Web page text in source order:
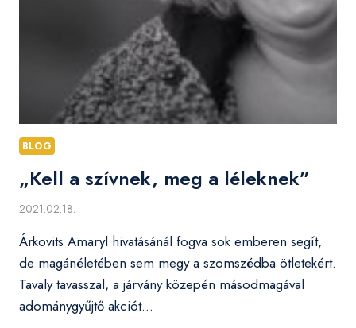
BLOG
„Kell a szívnek, meg a léleknek”
2021.02.18.
Árkovits Amaryl hivatásánál fogva sok emberen segít,
de magánéletében sem megy a szomszédba ötletekért.
Tavaly tavasszal, a járvány közepén másodmagával
adománygyűjtő akciót…